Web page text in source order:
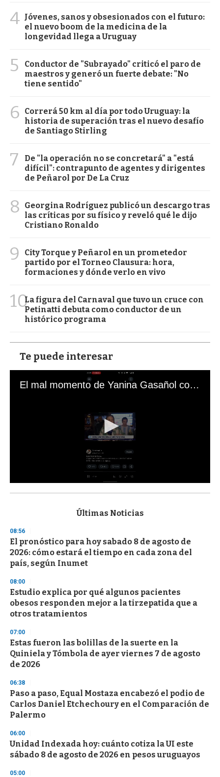
4 Jóvenes, sanos y obsesionados con el futuro:
el nuevo boom de la medicina de la
longevidad llega a Uruguay
5
Conductor de "Subrayado" criticó el paro de
maestros y generó un fuerte debate: "No
tiene sentido"
6
Correrá 50 km al día por todo Uruguay: la
historia de superación tras el nuevo desafío
de Santiago Stirling
7
De "la operación no se concretará" a "está
difícil": contrapunto de agentes y dirigentes
de Peñarol por De La Cruz
8
Georgina Rodríguez publicó un descargo tras
las críticas por su físico y reveló qué le dijo
Cristiano Ronaldo
9
City Torque y Peñarol en un prometedor
partido por el Torneo Clausura: hora,
formaciones y dónde verlo en vivo
10La figura del Carnaval que tuvo un cruce con
Petinatti debuta como conductor de un
histórico programa
Te puede interesar
El mal momento de Yanina Gasañol con un hincha argentino en "Subrayado"
s
d
s
o
f
3
s
e
c
o
n
Últimas Noticias
08:56
El pronóstico para hoy sabado 8 de agosto de
2026: cómo estará el tiempo en cada zona del
país, según Inumet
08:00
Estudio explica por qué algunos pacientes
obesos responden mejor a la tirzepatida que a
otros tratamientos
07:00
Estas fueron las bolillas de la suerte en la
Quiniela y Tómbola de ayer viernes 7 de agosto
de 2026
06:38
Paso a paso, Equal Mostaza encabezó el podio de
Carlos Daniel Etchechoury en el Comparación de
Palermo
06:00
Unidad Indexada hoy: cuánto cotiza la UI este
sábado 8 de agosto de 2026 en pesos uruguayos
05:00